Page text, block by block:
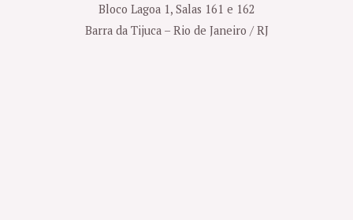
Bloco Lagoa 1, Salas 161 e 162
Barra da Tijuca – Rio de Janeiro / RJ